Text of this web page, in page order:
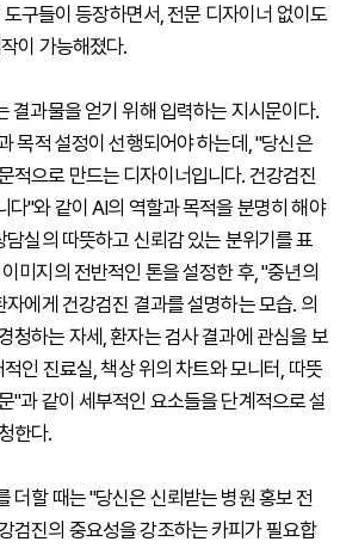
구들이 등장하면서, 전문 디자이너 없이도
이 가능해졌다.
결과물을 얻기 위해 입력하는 지시문이다.
목적 설정이 선행되어야 하는데, "당신은
적으로 만드는 디자이너입니다. 건강검진
다"와 같이 AI의 역할과 목적을 분명히 해야
담실의 따뜻하고 신뢰감 있는 분위기를 표
미지의 전반적인 톤을 설정한 후, "중년의
에게 건강검진 결과를 설명하는 모습. 의
청하는 자세, 환자는 검사 결과에 관심을 보
인 진료실, 책상 위의 차트와 모니터, 따뜻
"과 같이 세부적인 요소들을 단계적으로 설
한다.
더할 때는 "당신은 신뢰받는 병원 홍보 전
검진의 중요성을 강조하는 카피가 필요합